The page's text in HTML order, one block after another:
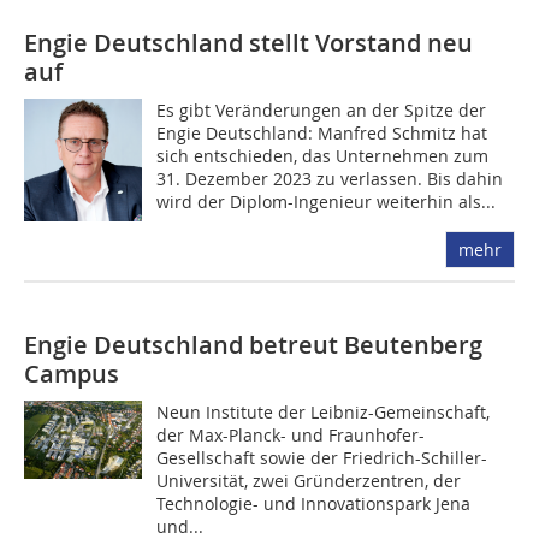
Engie Deutschland stellt Vorstand neu
auf
Es gibt Veränderungen an der Spitze der
Engie Deutschland: Manfred Schmitz hat
sich entschieden, das Unternehmen zum
31. Dezember 2023 zu verlassen. Bis dahin
wird der Diplom-Ingenieur weiterhin als...
mehr
Engie Deutschland betreut Beutenberg
Campus
Neun Institute der Leibniz-Gemeinschaft,
der Max-Planck- und Fraunhofer-
Gesellschaft sowie der Friedrich-Schiller-
Universität, zwei Gründerzentren, der
Technologie- und Innovationspark Jena
und...